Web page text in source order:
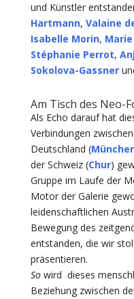
und Künstler
Hartmann, Valaine
Isabelle Morin,
Stéphanie Perrot,
Sokolova-Gassner
Am Tisch des Neo-
Als Echo darauf hat
Verbindungen
Deutschland (
der Schweiz (Chur)
Gruppe im Laufe der
Motor der Galerie
leidenschaftlichen
Bewegung des
entstanden, die wir
präsentieren.
So wird dieses
Beziehung zwischen